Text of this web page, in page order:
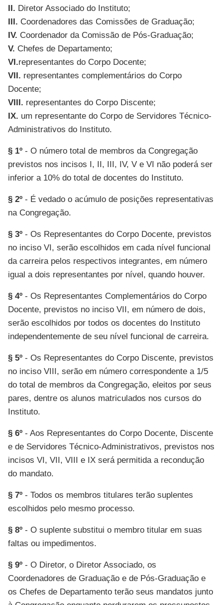
II. Diretor Associado do Instituto;
III. Coordenadores das Comissões de Graduação;
IV. Coordenador da Comissão de Pós-Graduação;
V. Chefes de Departamento;
VI.representantes do Corpo Docente;
VII. representantes complementários do Corpo
Docente;
VIII. representantes do Corpo Discente;
IX. um representante do Corpo de Servidores Técnico-
Administrativos do Instituto.
§ 1º - O número total de membros da Congregação
previstos nos incisos I, II, III, IV, V e VI não poderá ser
inferior a 10% do total de docentes do Instituto.
§ 2º - É vedado o acúmulo de posições representativas
na Congregação.
§ 3º - Os Representantes do Corpo Docente, previstos
no inciso VI, serão escolhidos em cada nível funcional
da carreira pelos respectivos integrantes, em número
igual a dois representantes por nível, quando houver.
§ 4º - Os Representantes Complementários do Corpo
Docente, previstos no inciso VII, em número de dois,
serão escolhidos por todos os docentes do Instituto
independentemente de seu nível funcional de carreira.
§ 5º - Os Representantes do Corpo Discente, previstos
no inciso VIII, serão em número correspondente a 1/5
do total de membros da Congregação, eleitos por seus
pares, dentre os alunos matriculados nos cursos do
Instituto.
§ 6º - Aos Representantes do Corpo Docente, Discente
e de Servidores Técnico-Administrativos, previstos nos
incisos VI, VII, VIII e IX será permitida a recondução
do mandato.
§ 7º - Todos os membros titulares terão suplentes
escolhidos pelo mesmo processo.
§ 8º - O suplente substitui o membro titular em suas
faltas ou impedimentos.
§ 9º - O Diretor, o Diretor Associado, os
Coordenadores de Graduação e de Pós-Graduação e
os Chefes de Departamento terão seus mandatos junto